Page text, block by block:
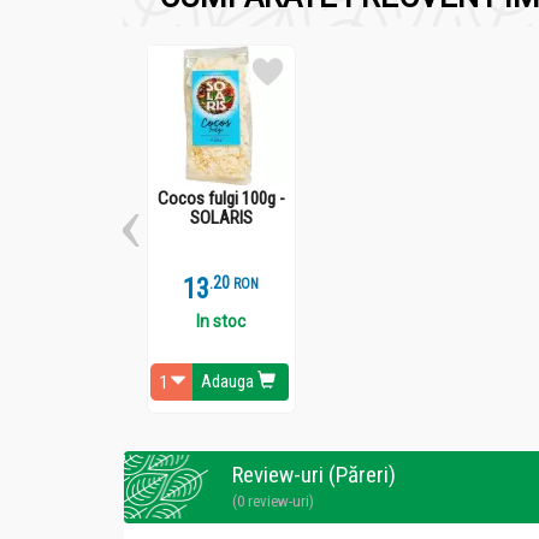
Conține Tioglicolat şi substanţe alcaline!
Cocos fulgi 100g -
SOLARIS
13.2 RON
In stoc
Adauga
Review-uri (Păreri)
(0 review-uri)